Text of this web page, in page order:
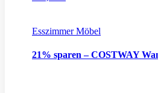
Esszimmer Möbel
21% sparen – COSTWAY